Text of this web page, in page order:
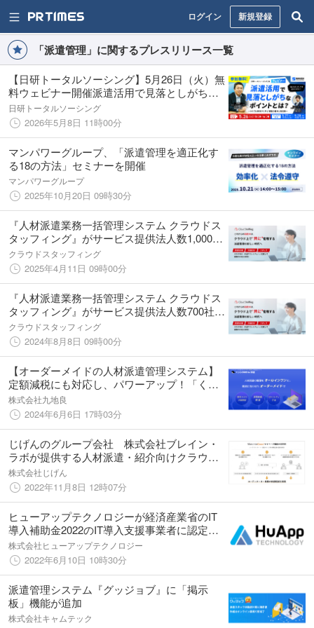
ログイン 新規登録
「派遣管理」に関するプレスリリース一覧
【日研トータルソーシング】5月26日（火）無
料ウェビナー開催派遣活用で見落としがちな
ポイントとは？
日研トータルソーシング
2026年5月8日 11時00分
マンパワーグループ、「派遣管理を適正化す
る18の方法」セミナーを開催
マンパワーグループ
2025年10月20日 09時30分
『人材派遣業務一括管理システム クラウドス
タッフィング』がサービス提供法人数1,000
社、利用者数3万人を突破！
クラウドスタッフィング
2025年4月11日 09時00分
『人材派遣業務一括管理システム クラウドス
タッフィング』がサービス提供法人数700社、
利用者数が2万人を突破！
クラウドスタッフィング
2024年8月8日 09時00分
【オーダーメイドの人材派遣管理システム】
定額減税にも対応し、パワーアップ！「くじ
らSMS for 派遣」の機能紹介動画も公開しま
した！
株式会社九地良
2024年6月6日 17時03分
じげんのグループ会社 株式会社ブレイン・
ラボが提供する人材派遣・紹介向けクラウド
型業務システム「マッチングッド派遣」が、
派遣スタッフのマイページ機能を追加
株式会社じげん
2022年11月8日 12時07分
ヒューアップテクノロジーが経済産業省のIT
導入補助金2022のIT導入支援事業者に認定！
～人材ビジネス向けのDXを実現するソリュー
ションサービスを人材派遣事業者向けに提供
～
株式会社ヒューアップテクノロジー
2022年6月10日 10時30分
派遣管理システム『グッジョブ』に「掲示
板」機能が追加
株式会社キャムテック